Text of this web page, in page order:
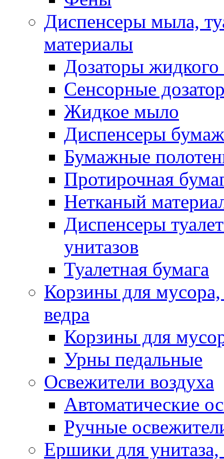
Диспенсеры мыла,
материалы
Дозаторы
Сенсорные
Жидкое мыло
Диспенсеры
Бумажные
Протирочная
Нетканый
Диспенсеры
унитазов
Туалетная бумага
Корзины для
ведра
Корзины для
Урны педальные
Освежители воздуха
Автоматические
Ручные
Ершики для